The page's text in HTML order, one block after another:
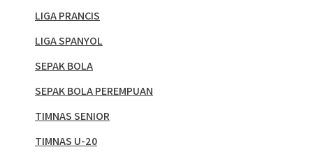
LIGA PRANCIS
LIGA SPANYOL
SEPAK BOLA
SEPAK BOLA PEREMPUAN
TIMNAS SENIOR
TIMNAS U-20